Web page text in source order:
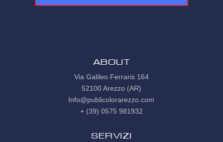
ABOUT
Via Galileo Ferraris 164
52100 Arezzo (AR)
Info@publicolorarezzo.com
+ (39) 0575 981932
Servizi